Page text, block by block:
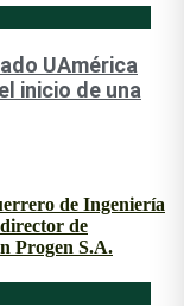
UAmérica
inicio de una